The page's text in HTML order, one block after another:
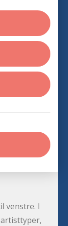
venstre. I